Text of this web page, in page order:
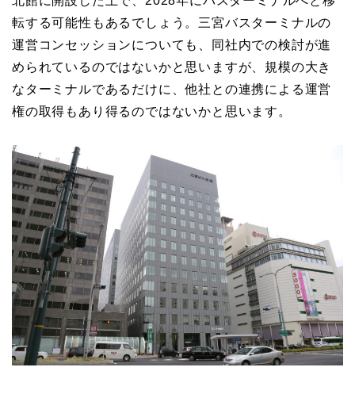
転する可能性もあるでしょう。三宮バスターミナルの
運営コンセッションについても、同社内での検討が進
められているのではないかと思いますが、規模の大き
なターミナルであるだけに、他社との連携による運営
権の取得もあり得るのではないかと思います。